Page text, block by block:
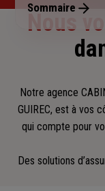
Sommaire
Nous
Notre agence
GUIREC, est à vos
qui compte pour
Des solutions